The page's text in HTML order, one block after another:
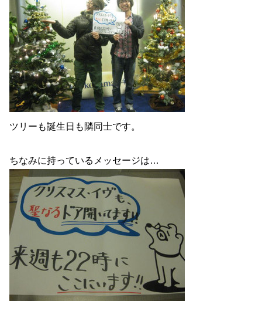
ツリーも誕生日も隣同士です。
ちなみに持っているメッセージは…